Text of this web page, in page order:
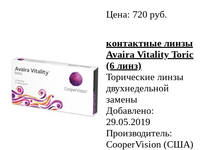
Цена: 720 руб.
контактные линзы
Avaira Vitality Toric
(6 линз)
Торические линзы
двухнедельной
замены
Добавлено:
29.05.2019
Производитель:
CooperVision (США)